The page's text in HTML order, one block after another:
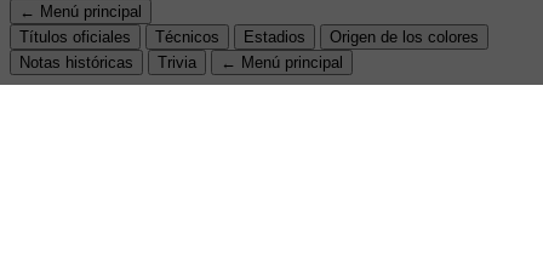
← Menú principal
Títulos oficiales
Técnicos Estadios
Origen de los colores
Notas históricas
Trivia ← Menú principal